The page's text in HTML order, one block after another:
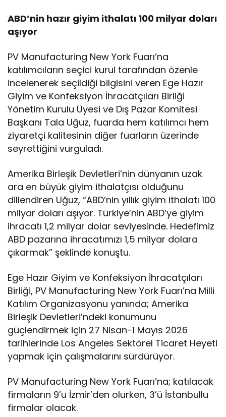
ABD’nin hazır giyim ithalatı 100 milyar doları
aşıyor
PV Manufacturing New York Fuarı’na
katılımcıların seçici kurul tarafından özenle
incelenerek seçildiği bilgisini veren Ege Hazır
Giyim ve Konfeksiyon İhracatçıları Birliği
Yönetim Kurulu Üyesi ve Dış Pazar Komitesi
Başkanı Tala Uğuz, fuarda hem katılımcı hem
ziyaretçi kalitesinin diğer fuarların üzerinde
seyrettiğini vurguladı.
Amerika Birleşik Devletleri’nin dünyanın uzak
ara en büyük giyim ithalatçısı olduğunu
dillendiren Uğuz, “ABD’nin yıllık giyim ithalatı 100
milyar doları aşıyor. Türkiye’nin ABD’ye giyim
ihracatı 1,2 milyar dolar seviyesinde. Hedefimiz
ABD pazarına ihracatımızı 1,5 milyar dolara
çıkarmak” şeklinde konuştu.
Ege Hazır Giyim ve Konfeksiyon İhracatçıları
Birliği, PV Manufacturing New York Fuarı’na Milli
Katılım Organizasyonu yanında; Amerika
Birleşik Devletleri’ndeki konumunu
güçlendirmek için 27 Nisan-1 Mayıs 2026
tarihlerinde Los Angeles Sektörel Ticaret Heyeti
yapmak için çalışmalarını sürdürüyor.
PV Manufacturing New York Fuarı’na; katılacak
firmaların 9’u İzmir’den olurken, 3’ü İstanbullu
firmalar olacak.